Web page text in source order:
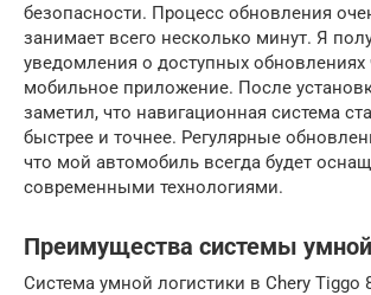
безопасности. Процесс обновления
занимает всего несколько минут. Я
уведомления о доступных обновлениях
мобильное приложение. После
заметил, что навигационная система
быстрее и точнее. Регулярные
что мой автомобиль всегда будет
современными технологиями.
Преимущества системы умной
Система умной логистики в Chery Tiggo